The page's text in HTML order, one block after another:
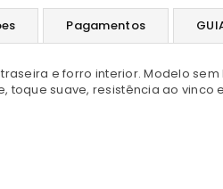
Pagamentos
e forro interior. Modelo sem
suave, resistência ao